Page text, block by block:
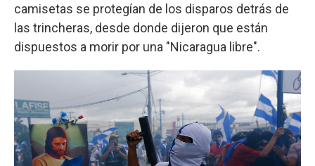
camisetas se protegían de los disparos detrás de
las trincheras, desde donde dijeron que están
dispuestos a morir por una "Nicaragua libre".